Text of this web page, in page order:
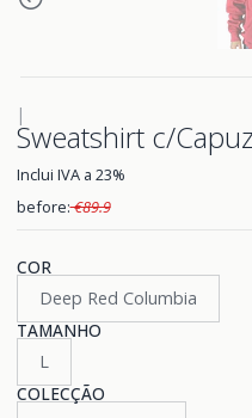
|
Sweatshirt c/
Inclui IVA a 23%
before:€89.9
COR
Deep Red Columbia
TAMANHO
L
COLECÇÃO